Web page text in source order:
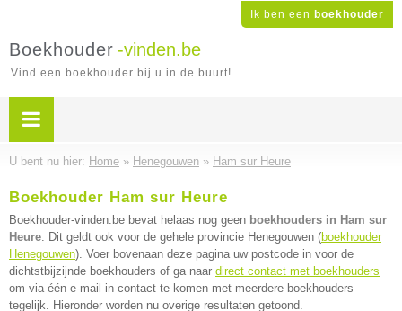
Ik ben een boekhouder
Boekhouder -vinden.be
Vind een boekhouder bij u in de buurt!
U bent nu hier: Home » Henegouwen » Ham sur Heure
Boekhouder Ham sur Heure
Boekhouder-vinden.be bevat helaas nog geen boekhouders in Ham sur
Heure. Dit geldt ook voor de gehele provincie Henegouwen (boekhouder
Henegouwen). Voer bovenaan deze pagina uw postcode in voor de
dichtstbijzijnde boekhouders of ga naar direct contact met boekhouders
om via één e-mail in contact te komen met meerdere boekhouders
tegelijk. Hieronder worden nu overige resultaten getoond.